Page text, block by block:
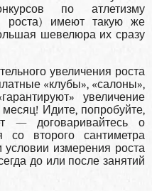
по атлетизму
роста) имеют такую же
шевелюра их сразу
увеличения роста
«клубы», «салоны»,
увеличение
Идите, попробуйте,
— договаривайтесь о
со второго сантиметра
условии измерения роста
до или после занятий